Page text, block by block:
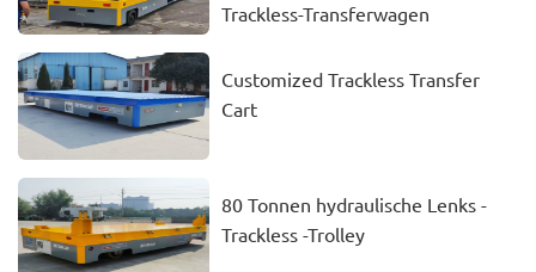
Trackless-Transferwagen
Customized Trackless Transfer
Cart
80 Tonnen hydraulische Lenks -
Trackless -Trolley